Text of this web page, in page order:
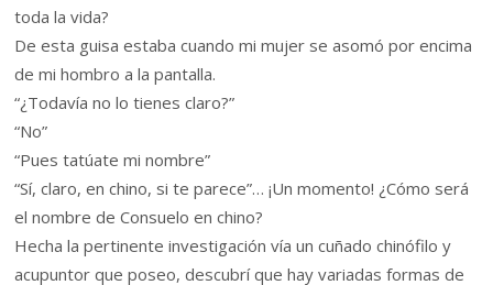
toda la vida?
De esta guisa estaba cuando mi mujer se asomó por encima
de mi hombro a la pantalla.
“¿Todavía no lo tienes claro?”
“No”
“Pues tatúate mi nombre”
“Sí, claro, en chino, si te parece”… ¡Un momento! ¿Cómo será
el nombre de Consuelo en chino?
Hecha la pertinente investigación vía un cuñado chinófilo y
acupuntor que poseo, descubrí que hay variadas formas de